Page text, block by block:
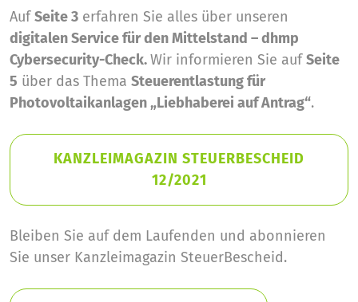
AufSeite 3 erfahren Sie alles über unseren
digitalen Service für den Mittelstand – dhmp
Cybersecurity-Check.Wir informieren Sie aufSeite
5 über das Thema Steuerentlastung für
Photovoltaikanlagen „Liebhaberei auf Antrag“.
KANZLEIMAGAZIN STEUERBESCHEID
12/2021
Bleiben Sie auf dem Laufenden und abonnieren
Sie unser Kanzleimagazin SteuerBescheid.